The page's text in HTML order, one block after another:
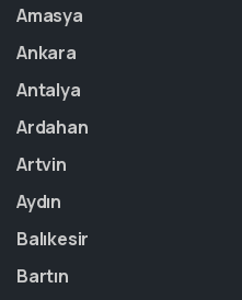
Amasya
Ankara
Antalya
Ardahan
Artvin
Aydın
Balıkesir
Bartın